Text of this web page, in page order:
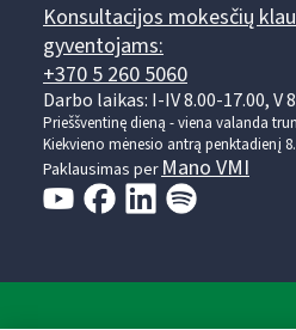
Konsultacijos mokesčių
gyventojams:
+370 5 260 5060
Darbo laikas: I-IV 8.00-17.00, V
Prieššventinę dieną - viena valanda
Kiekvieno mėnesio antrą penktadienį
Paklausimas per Mano VMI